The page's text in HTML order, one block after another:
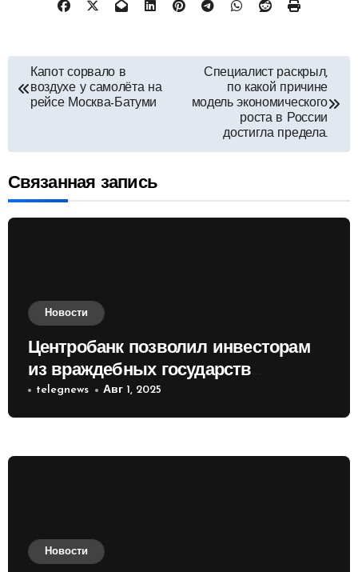
Навигация
по
Капот сорвало в
воздухе у самолёта на
рейсе Москва-Батуми
Специалист раскрыл,
по какой причине
модель экономического
роста в России
достигла предела.
Связанная запись
Новости
Центробанк позволил инвесторам
из враждебных государств
приобретать валюту
telegnews Авг 1, 2025
Новости